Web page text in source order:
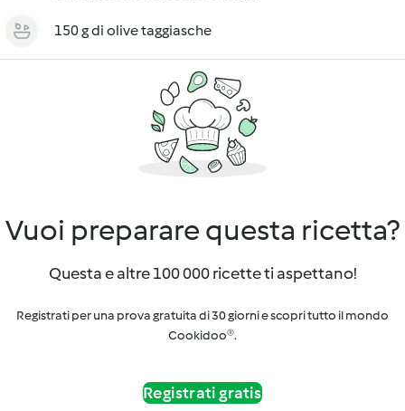
150 g di olive taggiasche
Vuoi preparare questa ricetta?
Questa e altre 100 000 ricette ti aspettano!
Registrati per una prova gratuita di 30 giorni e scopri tutto il mondo
Cookidoo®.
Registrati gratis